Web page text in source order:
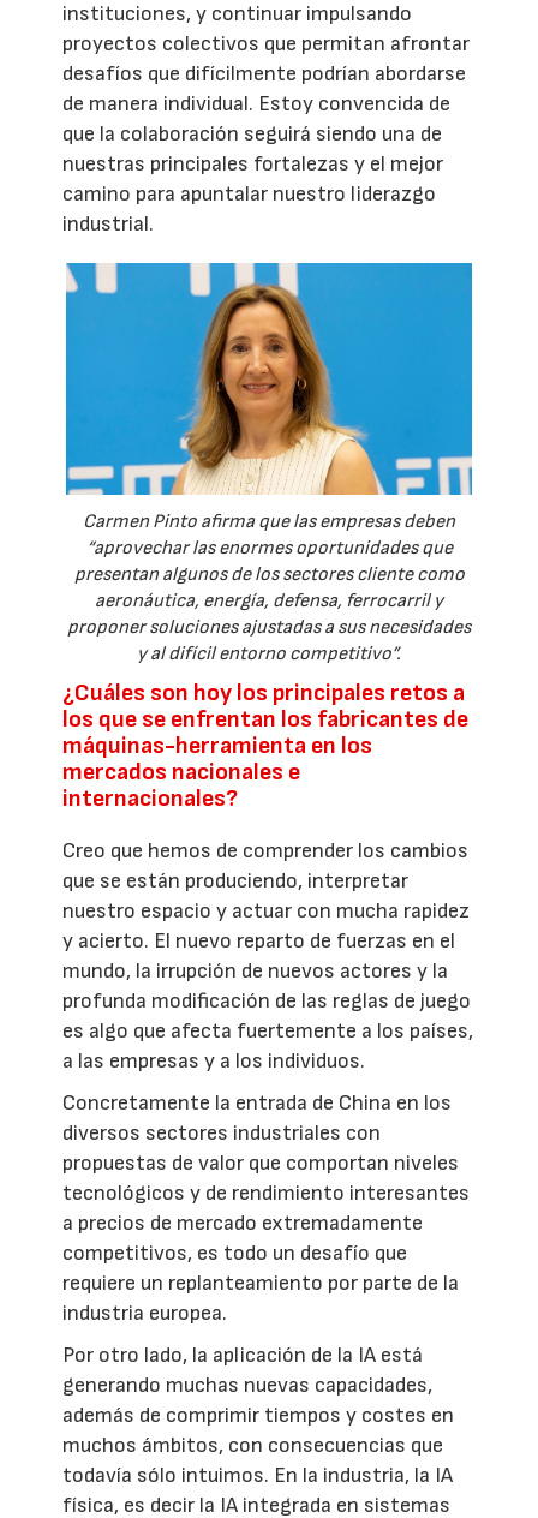
instituciones, y continuar impulsando
proyectos colectivos que permitan afrontar
desafíos que difícilmente podrían abordarse
de manera individual. Estoy convencida de
que la colaboración seguirá siendo una de
nuestras principales fortalezas y el mejor
camino para apuntalar nuestro liderazgo
industrial.
Carmen Pinto afirma que las empresas deben
“aprovechar las enormes oportunidades que
presentan algunos de los sectores cliente como
aeronáutica, energía, defensa, ferrocarril y
proponer soluciones ajustadas a sus necesidades
y al difícil entorno competitivo”.
¿Cuáles son hoy los principales retos a
los que se enfrentan los fabricantes de
máquinas-herramienta en los
mercados nacionales e
internacionales?
Creo que hemos de comprender los cambios
que se están produciendo, interpretar
nuestro espacio y actuar con mucha rapidez
y acierto. El nuevo reparto de fuerzas en el
mundo, la irrupción de nuevos actores y la
profunda modificación de las reglas de juego
es algo que afecta fuertemente a los países,
a las empresas y a los individuos.
Concretamente la entrada de China en los
diversos sectores industriales con
propuestas de valor que comportan niveles
tecnológicos y de rendimiento interesantes
a precios de mercado extremadamente
competitivos, es todo un desafío que
requiere un replanteamiento por parte de la
industria europea.
Por otro lado, la aplicación de la IA está
generando muchas nuevas capacidades,
además de comprimir tiempos y costes en
muchos ámbitos, con consecuencias que
todavía sólo intuimos. En la industria, la IA
física, es decir la IA integrada en sistemas